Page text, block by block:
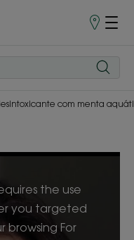
Pontos
com menta
the use
you targeted
browsing For